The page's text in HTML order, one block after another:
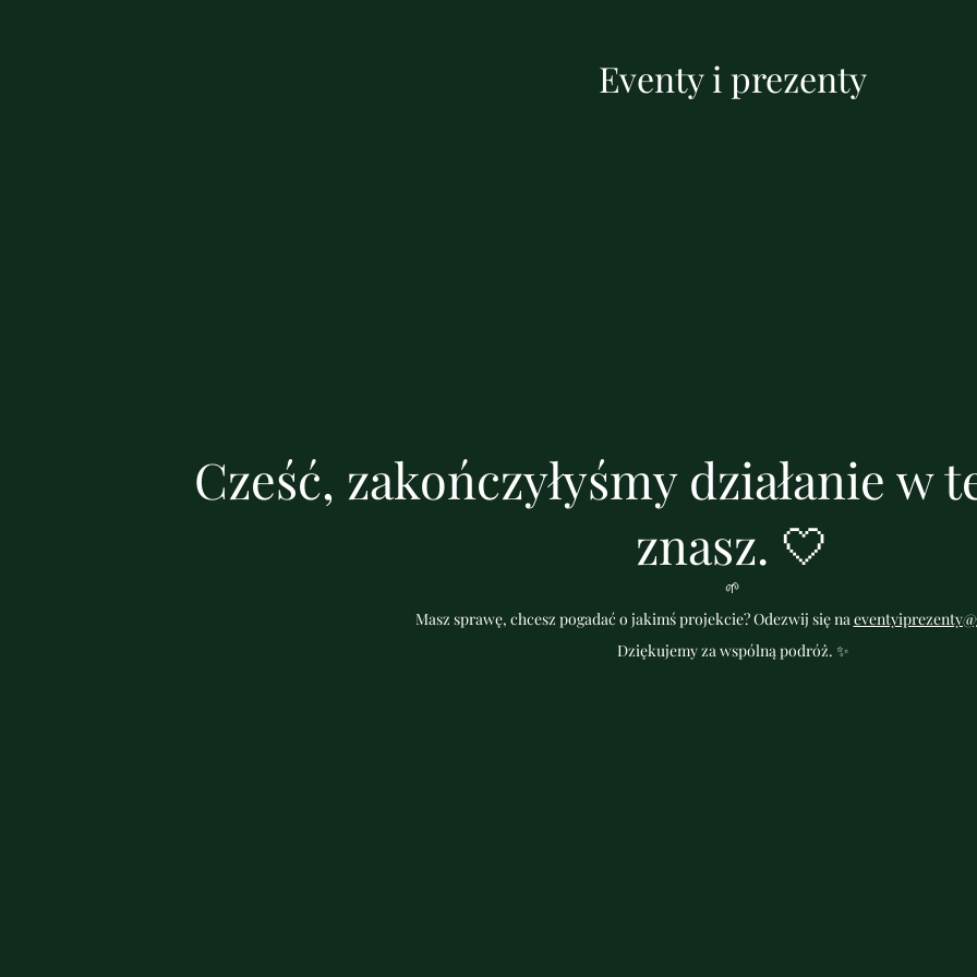
Eventy i prezenty
Cześć, zakończyłyśmy działanie w
znasz. 🤍
🌱
Masz sprawę, chcesz pogadać o jakimś projekcie? Odezwij się na
Dziękujemy za wspólną podróż. ✨